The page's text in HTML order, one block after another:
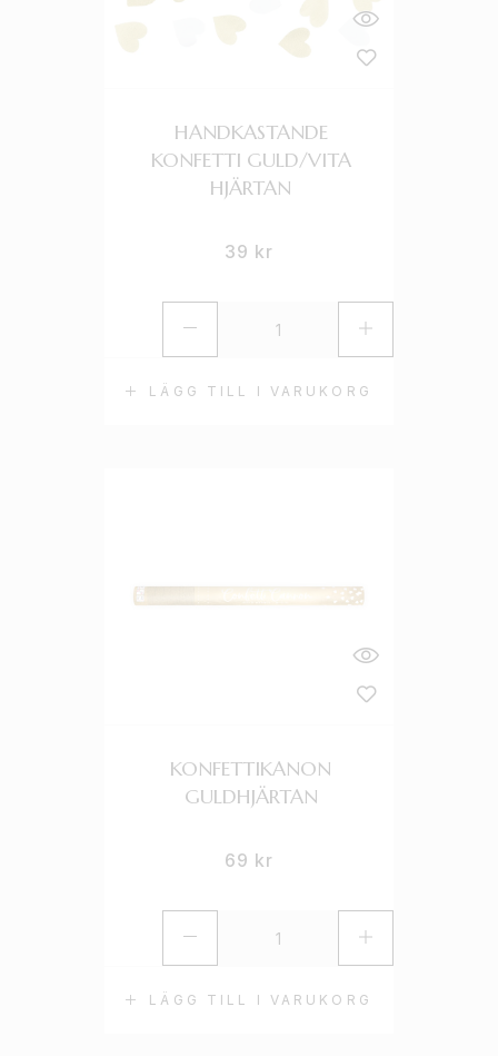
LÄGG TILL I VARUKORG
HANDKASTANDE
KONFETTI GULD/VITA
HJÄRTAN
39 kr
LÄGG TILL I VARUKORG
KONFETTIKANON
GULDHJÄRTAN
69 kr